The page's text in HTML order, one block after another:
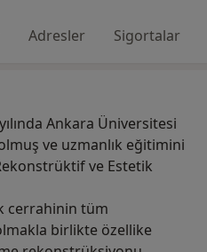
Adresler Sigortalar
Ankara Üniversitesi
ve uzmanlık eğitimini
ve Estetik
cerrahinin tüm
birlikte özellike